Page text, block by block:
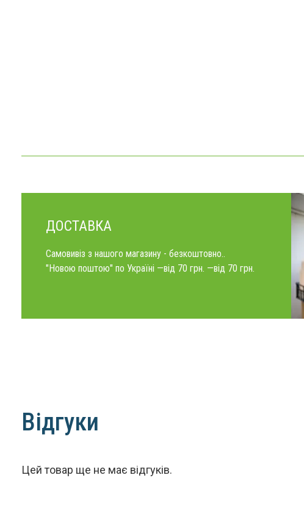
ДОСТАВКА
Самовивіз з нашого магазину - безкоштовно..
"Новою поштою" по Україні —від 70 грн. —від 70 грн.
Відгуки
Цей товар ще не має відгуків.